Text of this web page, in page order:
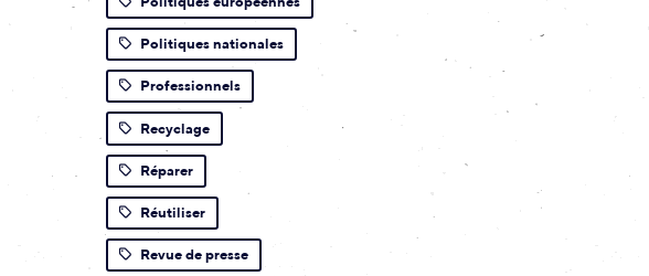
Politiques nationales
Professionnels
Recyclage
Réparer
Réutiliser
Revue de presse